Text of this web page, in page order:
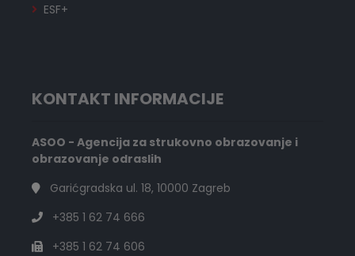
ESF+
KONTAKT INFORMACIJE
ASOO - Agencija za strukovno obrazovanje i
obrazovanje odraslih
Garićgradska ul. 18, 10000 Zagreb
+385 1 62 74 666
+385 1 62 74 606